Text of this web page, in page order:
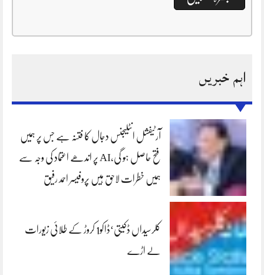
اہم خبریں
آرٹیفشل انٹلیجنس دجال کا فتنہ ہے جس پر ہمیں
فتح حاصل ہو گی،AI پر اندھے اعتماد کی وجہ سے
ہمیں خطرات لاحق ہیں پروفیسر احمد رفیق
کلرسیداں ڈکیتی‘ڈاکو1 کروڑ کے طلائی زیورات
لے اڑے